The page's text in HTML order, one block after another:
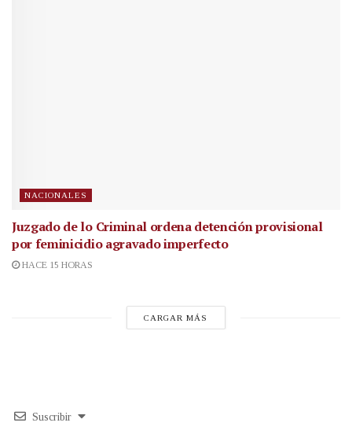
NACIONALES
Juzgado de lo Criminal ordena detención provisional
por feminicidio agravado imperfecto
HACE 15 HORAS
CARGAR MÁS
Suscribir